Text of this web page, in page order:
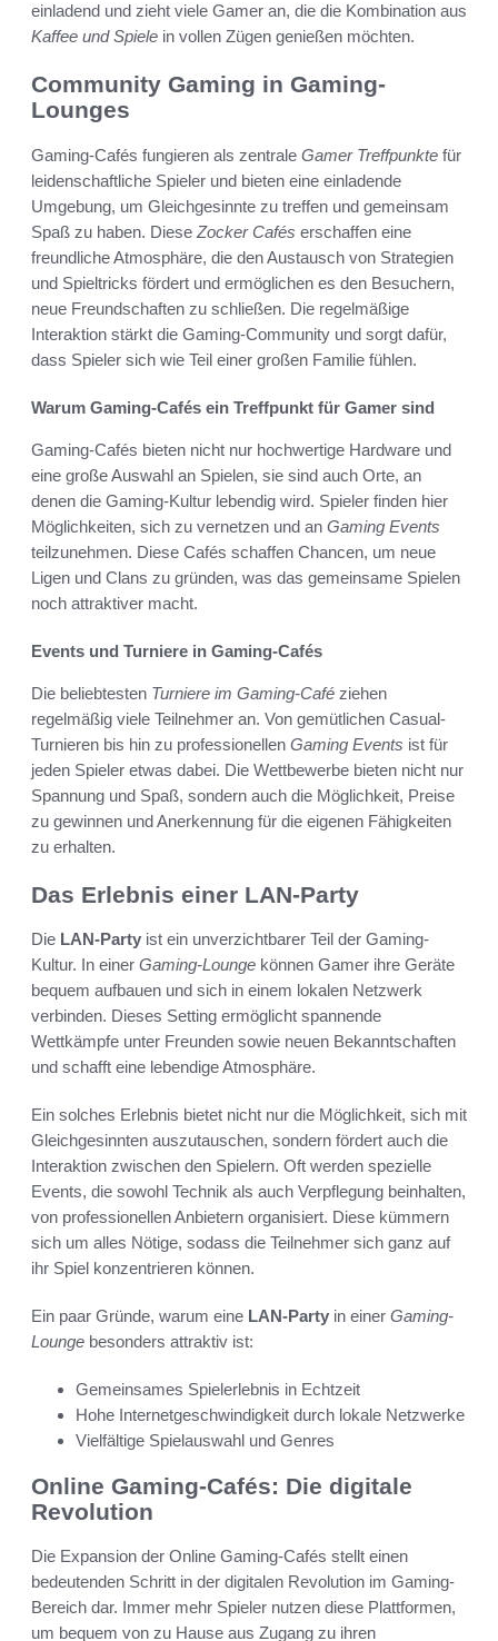
einladend und zieht viele Gamer an, die die Kombination aus
Kaffee und Spiele in vollen Zügen genießen möchten.
Community Gaming in Gaming-
Lounges
Gaming-Cafés fungieren als zentrale Gamer Treffpunkte für
leidenschaftliche Spieler und bieten eine einladende
Umgebung, um Gleichgesinnte zu treffen und gemeinsam
Spaß zu haben. Diese Zocker Cafés erschaffen eine
freundliche Atmosphäre, die den Austausch von Strategien
und Spieltricks fördert und ermöglichen es den Besuchern,
neue Freundschaften zu schließen. Die regelmäßige
Interaktion stärkt die Gaming-Community und sorgt dafür,
dass Spieler sich wie Teil einer großen Familie fühlen.
Warum Gaming-Cafés ein Treffpunkt für Gamer sind
Gaming-Cafés bieten nicht nur hochwertige Hardware und
eine große Auswahl an Spielen, sie sind auch Orte, an
denen die Gaming-Kultur lebendig wird. Spieler finden hier
Möglichkeiten, sich zu vernetzen und an Gaming Events
teilzunehmen. Diese Cafés schaffen Chancen, um neue
Ligen und Clans zu gründen, was das gemeinsame Spielen
noch attraktiver macht.
Events und Turniere in Gaming-Cafés
Die beliebtesten Turniere im Gaming-Café ziehen
regelmäßig viele Teilnehmer an. Von gemütlichen Casual-
Turnieren bis hin zu professionellen Gaming Events ist für
jeden Spieler etwas dabei. Die Wettbewerbe bieten nicht nur
Spannung und Spaß, sondern auch die Möglichkeit, Preise
zu gewinnen und Anerkennung für die eigenen Fähigkeiten
zu erhalten.
Das Erlebnis einer LAN-Party
Die LAN-Party ist ein unverzichtbarer Teil der Gaming-
Kultur. In einer Gaming-Lounge können Gamer ihre Geräte
bequem aufbauen und sich in einem lokalen Netzwerk
verbinden. Dieses Setting ermöglicht spannende
Wettkämpfe unter Freunden sowie neuen Bekanntschaften
und schafft eine lebendige Atmosphäre.
Ein solches Erlebnis bietet nicht nur die Möglichkeit, sich mit
Gleichgesinnten auszutauschen, sondern fördert auch die
Interaktion zwischen den Spielern. Oft werden spezielle
Events, die sowohl Technik als auch Verpflegung beinhalten,
von professionellen Anbietern organisiert. Diese kümmern
sich um alles Nötige, sodass die Teilnehmer sich ganz auf
ihr Spiel konzentrieren können.
Ein paar Gründe, warum eine LAN-Party in einer Gaming-
Lounge besonders attraktiv ist:
Gemeinsames Spielerlebnis in Echtzeit
Hohe Internetgeschwindigkeit durch lokale Netzwerke
Vielfältige Spielauswahl und Genres
Online Gaming-Cafés: Die digitale
Revolution
Die Expansion der Online Gaming-Cafés stellt einen
bedeutenden Schritt in der digitalen Revolution im Gaming-
Bereich dar. Immer mehr Spieler nutzen diese Plattformen,
um bequem von zu Hause aus Zugang zu ihren